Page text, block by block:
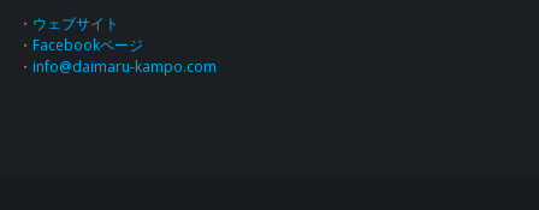
・ ウェブサイト
・ Facebookページ
・ info@daimaru-kampo.com